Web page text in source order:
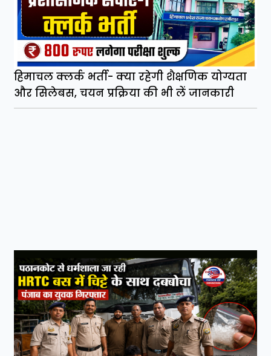
हिमाचल क्लर्क भर्ती- क्या रहेगी शैक्षणिक योग्यता
और सिलेबस, चयन प्रक्रिया की भी लें जानकारी